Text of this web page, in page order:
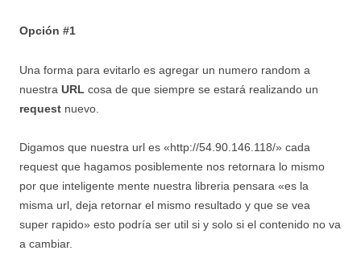
Opción #1
Una forma para evitarlo es agregar un numero random a
nuestra URL cosa de que siempre se estará realizando un
request nuevo.
Digamos que nuestra url es «http://54.90.146.118/» cada
request que hagamos posiblemente nos retornara lo mismo
por que inteligente mente nuestra libreria pensara «es la
misma url, deja retornar el mismo resultado y que se vea
super rapido» esto podría ser util si y solo si el contenido no va
a cambiar.